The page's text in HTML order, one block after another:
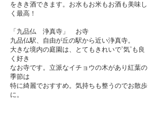
をきき酒できます。お水もお米もお酒も美味し
く最高！
「九品仏 浄真寺」 お寺
九品仏駅、自由が丘の駅から近い浄真寺。
大きな境内の庭園は、とてもきれいで”気”も良
く好き
なお寺です。立派なイチョウの木があり紅葉の
季節は
特に綺麗でおすすめ。気持ちも整うのでお散歩
に。